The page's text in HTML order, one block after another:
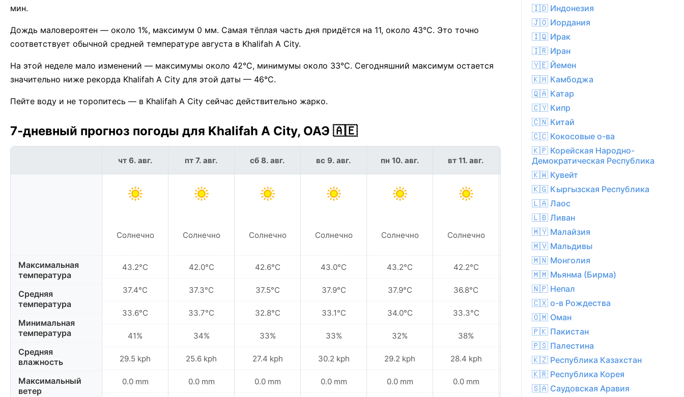
мин.
Дождь маловероятен — около 1%, максимум 0 мм. Самая тёплая часть дня придётся на 11, около 43°C. Это точно
соответствует обычной средней температуре августа в Khalifah A City.
На этой неделе мало изменений — максимумы около 42°C, минимумы около 33°C. Сегодняшний максимум остается
значительно ниже рекорда Khalifah A City для этой даты — 46°C.
Пейте воду и не торопитесь — в Khalifah A City сейчас действительно жарко.
7-дневный прогноз погоды для Khalifah A City, ОАЭ 🇦🇪
Максимальная
температура
Средняя
температура
Минимальная
температура
Средняя
влажность
Максимальный
ветер
чт 6. авг.
Солнечно
43.2°C
37.4°C
33.6°C
41%
29.5 kph
0.0 mm
пт 7. авг.
Солнечно
42.0°C
37.3°C
33.7°C
34%
25.6 kph
0.0 mm
сб 8. авг.
Солнечно
42.6°C
37.5°C
32.8°C
33%
27.4 kph
0.0 mm
вс 9. авг.
Солнечно
43.0°C
37.9°C
33.1°C
33%
30.2 kph
0.0 mm
пн 10. авг.
Солнечно
43.2°C
37.9°C
34.0°C
32%
29.2 kph
0.0 mm
вт 11. авг.
Солнечно
42.2°C
36.8°C
33.3°C
38%
28.4 kph
0.0 mm
ср 12. авг.
Солнечно
40.7°C
36.0°C
32.7°C
40%
20.9 kph
0.0 mm
🇮🇩 Индонезия
🇯🇴 Иордания
🇮🇶 Ирак
🇮🇷 Иран
🇾🇪 Йемен
🇰🇭 Камбоджа
🇶🇦 Катар
🇨🇾 Кипр
🇨🇳 Китай
🇨🇨 Кокосовые о-ва
🇰🇵 Корейская Народно-
Демократическая Республика
🇰🇼 Кувейт
🇰🇬 Кыргызская Республика
🇱🇦 Лаос
🇱🇧 Ливан
🇲🇾 Малайзия
🇲🇻 Мальдивы
🇲🇳 Монголия
🇲🇲 Мьянма (Бирма)
🇳🇵 Непал
🇨🇽 о-в Рождества
🇴🇲 Оман
🇵🇰 Пакистан
🇵🇸 Палестина
🇰🇿 Республика Казахстан
🇰🇷 Республика Корея
🇸🇦 Саудовская Аравия